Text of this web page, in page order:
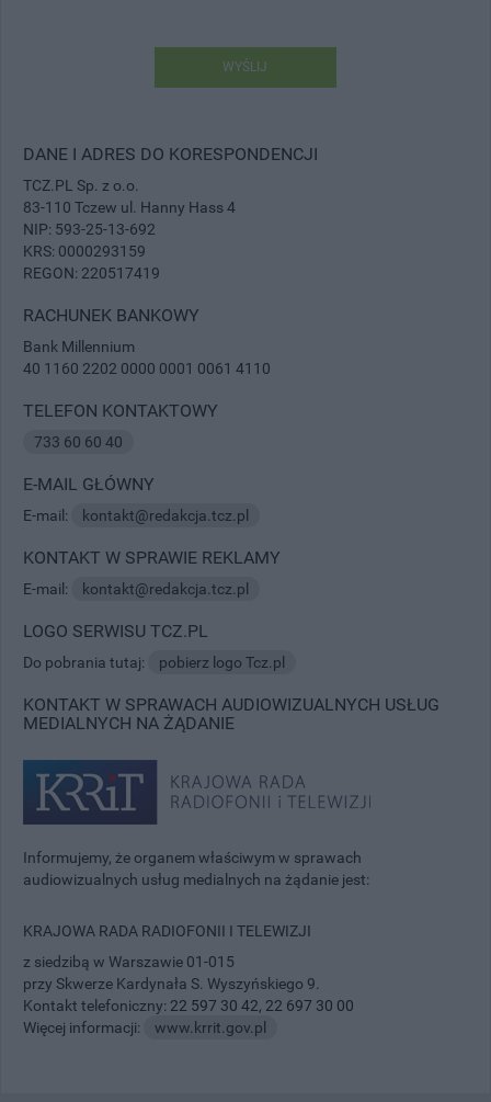
WYŚLIJ
DANE I ADRES DO KORESPONDENCJI
TCZ.PL Sp. z o.o.
83-110 Tczew ul. Hanny Hass 4
NIP: 593-25-13-692
KRS: 0000293159
REGON: 220517419
RACHUNEK BANKOWY
Bank Millennium
40 1160 2202 0000 0001 0061 4110
TELEFON KONTAKTOWY
733 60 60 40
E-MAIL GŁÓWNY
E-mail: kontakt@redakcja.tcz.pl
KONTAKT W SPRAWIE REKLAMY
E-mail: kontakt@redakcja.tcz.pl
LOGO SERWISU TCZ.PL
Do pobrania tutaj: pobierz logo Tcz.pl
KONTAKT W SPRAWACH AUDIOWIZUALNYCH USŁUG
MEDIALNYCH NA ŻĄDANIE
Informujemy, że organem właściwym w sprawach
audiowizualnych usług medialnych na żądanie jest:
KRAJOWA RADA RADIOFONII I TELEWIZJI
z siedzibą w Warszawie 01-015
przy Skwerze Kardynała S. Wyszyńskiego 9.
Kontakt telefoniczny: 22 597 30 42, 22 697 30 00
Więcej informacji:
www.krrit.gov.pl